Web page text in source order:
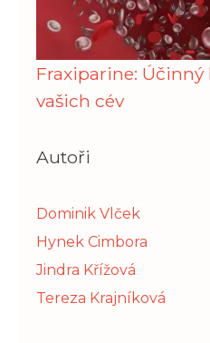
Fraxiparine: Účinný
vašich cév
Autoři
Dominik Vlček
Hynek Cimbora
Jindra Křížová
Tereza Krajníková